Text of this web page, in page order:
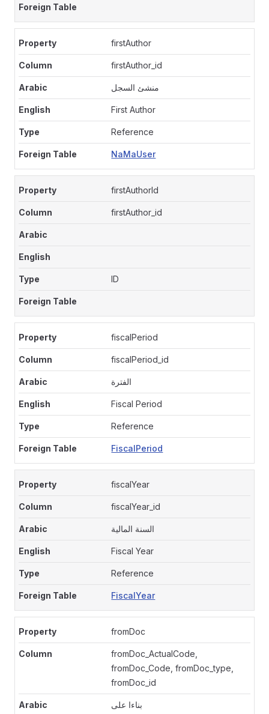
firstAuthor
firstAuthor_id
منشئ السجل
First Author
Reference
NaMaUser
firstAuthorId
firstAuthor_id
ID
fiscalPeriod
fiscalPeriod_id
الفترة
Fiscal Period
Reference
FiscalPeriod
fiscalYear
fiscalYear_id
السنة المالية
Fiscal Year
Reference
FiscalYear
fromDoc
fromDoc_ActualCode,
fromDoc_Code, fromDoc_type,
fromDoc_id
بناءا على